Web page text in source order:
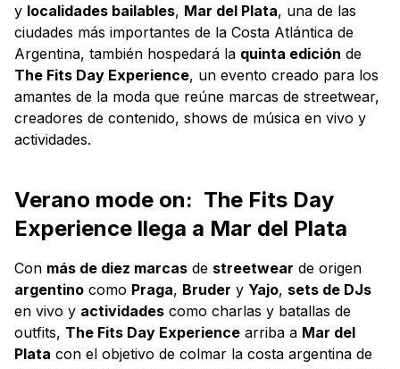
y localidades bailables, Mar del Plata, una de las
ciudades más importantes de la Costa Atlántica de
Argentina, también hospedará la quinta edición de
The Fits Day Experience, un evento creado para los
amantes de la moda que reúne marcas de streetwear,
creadores de contenido, shows de música en vivo y
actividades.
Verano mode on: The Fits Day
Experience llega a Mar del Plata
Con más de diez marcas de streetwear de origen
argentino como Praga, Bruder y Yajo, sets de DJs
en vivo y actividades como charlas y batallas de
outfits, The Fits Day Experience arriba a Mar del
Plata con el objetivo de colmar la costa argentina de